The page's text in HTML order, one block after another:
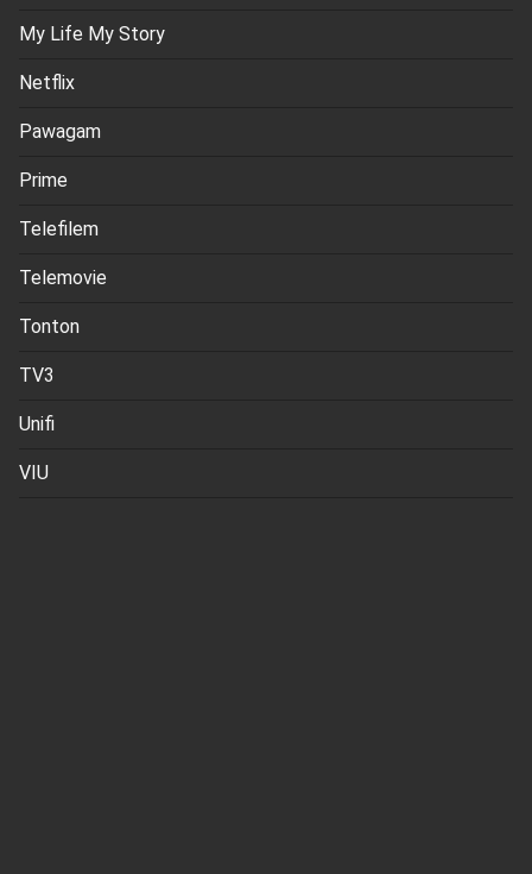
My Life My Story
Netflix
Pawagam
Prime
Telefilem
Telemovie
Tonton
TV3
Unifi
VIU